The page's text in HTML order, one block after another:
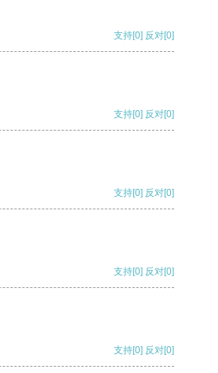
支持[0] 反对[0]
支持[0] 反对[0]
支持[0] 反对[0]
支持[0] 反对[0]
支持[0] 反对[0]